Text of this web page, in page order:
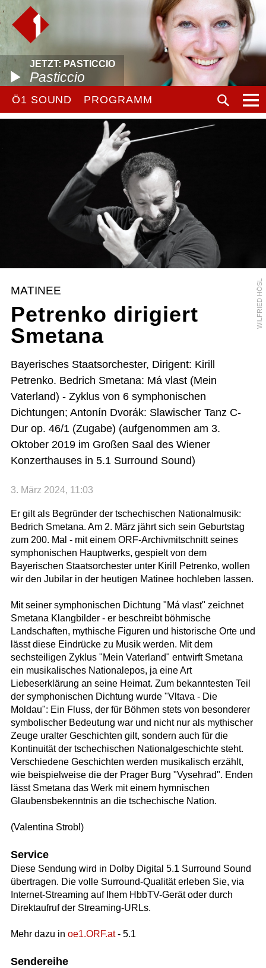
JETZT: PASTICCIO
Pasticcio
Ö1 SOUND PROGRAMM
WILFRIED HÖSL
MATINEE
Petrenko dirigiert
Smetana
Bayerisches Staatsorchester, Dirigent: Kirill
Petrenko. Bedrich Smetana: Má vlast (Mein
Vaterland) - Zyklus von 6 symphonischen
Dichtungen; Antonín Dvorák: Slawischer Tanz C-
Dur op. 46/1 (Zugabe) (aufgenommen am 3.
Oktober 2019 im Großen Saal des Wiener
Konzerthauses in 5.1 Surround Sound)
3. März 2024, 11:03
Er gilt als Begründer der tschechischen Nationalmusik:
Bedrich Smetana. Am 2. März jährt sich sein Geburtstag
zum 200. Mal - mit einem ORF-Archivmitschnitt seines
symphonischen Hauptwerks, gespielt von dem
Bayerischen Staatsorchester unter Kirill Petrenko, wollen
wir den Jubilar in der heutigen Matinee hochleben lassen.
Mit seiner symphonischen Dichtung "Má vlast" zeichnet
Smetana Klangbilder - er beschreibt böhmische
Landschaften, mythische Figuren und historische Orte und
lässt diese Eindrücke zu Musik werden. Mit dem
sechsteiligen Zyklus "Mein Vaterland" entwirft Smetana
ein musikalisches Nationalepos, ja eine Art
Liebeserklärung an seine Heimat. Zum bekanntesten Teil
der symphonischen Dichtung wurde "Vltava - Die
Moldau": Ein Fluss, der für Böhmen stets von besonderer
symbolischer Bedeutung war und nicht nur als mythischer
Zeuge uralter Geschichten gilt, sondern auch für die
Kontinuität der tschechischen Nationalgeschichte steht.
Verschiedene Geschichten werden musikalisch erzählt,
wie beispielweise die der Prager Burg "Vysehrad". Enden
lässt Smetana das Werk mit einem hymnischen
Glaubensbekenntnis an die tschechische Nation.
(Valentina Strobl)
Service
Diese Sendung wird in Dolby Digital 5.1 Surround Sound
übertragen. Die volle Surround-Qualität erleben Sie, via
Internet-Streaming auf Ihem HbbTV-Gerät oder durch
Direktaufruf der Streaming-URLs.
Mehr dazu in oe1.ORF.at- 5.1
Sendereihe